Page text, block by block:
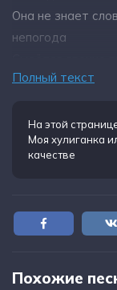
Она не знает
непогода
паденья.
виденье.
О, эта девочка
Полный текст
На этой
Моя хулиганка
качестве
Похожие